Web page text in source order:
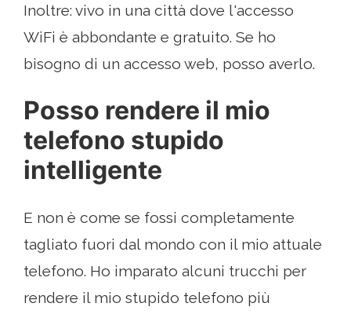
Inoltre: vivo in una città dove l'accesso
WiFi è abbondante e gratuito. Se ho
bisogno di un accesso web, posso averlo.
Posso rendere il mio
telefono stupido
intelligente
E non è come se fossi completamente
tagliato fuori dal mondo con il mio attuale
telefono. Ho imparato alcuni trucchi per
rendere il mio stupido telefono più